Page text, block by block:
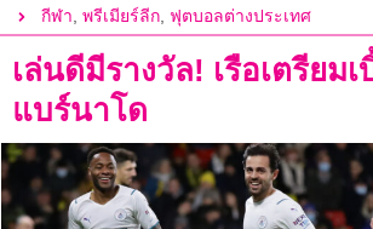
กีฬา, พรีเมียร์ลีก, ฟุตบอลต่างประเทศ
เล่นดีมีรางวัล! เรือเตรียม
แบร์นาโด